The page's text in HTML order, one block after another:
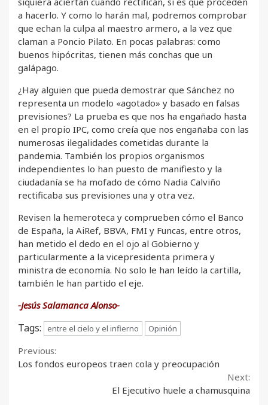
a hacerlo. Y como lo harán mal, podremos comprobar
que echan la culpa al maestro armero, a la vez que
claman a Poncio Pilato. En pocas palabras: como
buenos hipócritas, tienen más conchas que un
galápago.
¿Hay alguien que pueda demostrar que Sánchez no
representa un modelo «agotado» y basado en falsas
previsiones? La prueba es que nos ha engañado hasta
en el propio IPC, como creía que nos engañaba con las
numerosas ilegalidades cometidas durante la
pandemia. También los propios organismos
independientes lo han puesto de manifiesto y la
ciudadanía se ha mofado de cómo Nadia Calviño
rectificaba sus previsiones una y otra vez.
Revisen la hemeroteca y comprueben cómo el Banco
de España, la AiRef, BBVA, FMI y Funcas, entre otros,
han metido el dedo en el ojo al Gobierno y
particularmente a la vicepresidenta primera y
ministra de economía. No solo le han leído la cartilla,
también le han partido el eje.
-Jesús Salamanca Alonso-
Tags: entre el cielo y el infierno Opinión
Continue
Previous:
Los fondos europeos traen cola y preocupación
Next:
El Ejecutivo huele a chamusquina